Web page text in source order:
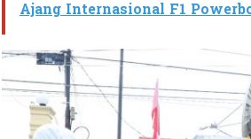
P
l
r
u
Ajang Internasional F1